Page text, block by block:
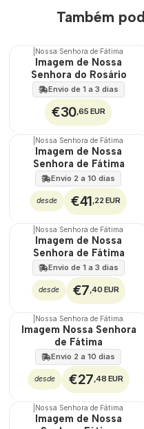
Também
Nossa Senhora de Fátima
Imagem de Nossa
Senhora do Rosário
Envio de 1 a 3 dias
€30,65 EUR
🇵🇹
100%
Nossa Senhora de Fátima
Imagem de Nossa
Senhora de Fátima
Envio 2 a 10 dias
desde €41,22 EUR
Nossa Senhora de Fátima
Imagem de Nossa
Senhora de Fátima
Envio de 1 a 3 dias
desde €7,40 EUR
🇵🇹
100%
Nossa Senhora de Fátima
Imagem Nossa Senhora
de Fátima
Envio 2 a 10 dias
desde €27,48 EUR
Nossa Senhora de Fátima
Imagem de Nossa